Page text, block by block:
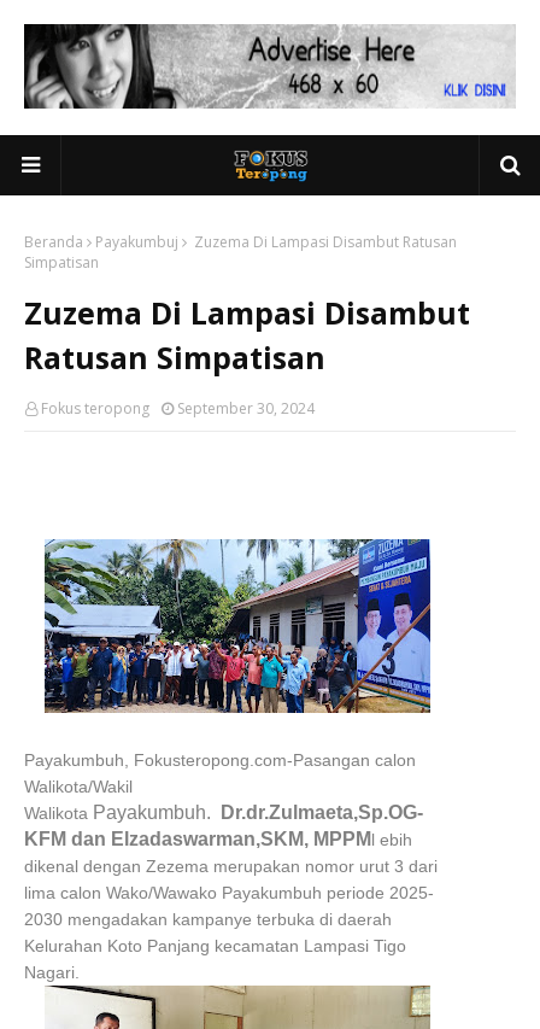
Beranda Payakumbuj
Zuzema Di Lampasi Disambut Ratusan
Simpatisan
Zuzema Di Lampasi Disambut
Ratusan Simpatisan
Fokus teropong September 30, 2024
Payakumbuh, Fokusteropong.com-Pasangan calon
Walikota/Wakil
Walikota Payakumbuh.
Dr.dr.Zulmaeta,Sp.OG-
KFM dan Elzadaswarman,SKM, MPPMl ebih
dikenal dengan Zezema merupakan nomor urut 3 dari
lima calon Wako/Wawako Payakumbuh periode 2025-
2030 mengadakan kampanye terbuka di daerah
Kelurahan Koto Panjang kecamatan Lampasi Tigo
Nagari.